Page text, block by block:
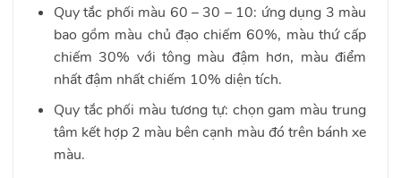
Quy tắc phối màu 60 – 30 – 10: ứng dụng 3 màu
bao gồm màu chủ đạo chiếm 60%, màu thứ cấp
chiếm 30% với tông màu đậm hơn, màu điểm
nhất đậm nhất chiếm 10% diện tích.
Quy tắc phối màu tương tự: chọn gam màu trung
tâm kết hợp 2 màu bên cạnh màu đó trên bánh xe
màu.